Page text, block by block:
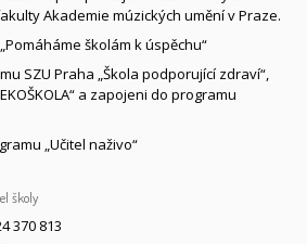
Akademie múzických umění v Praze.
školám k úspěchu“
SZU Praha „Škola podporující zdraví“,
a zapojeni do programu
„Učitel naživo“
školy
370 813